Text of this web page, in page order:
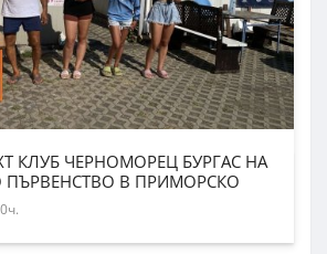
КЛУБ ЧЕРНОМОРЕЦ БУРГАС НА
В ПРИМОРСКО